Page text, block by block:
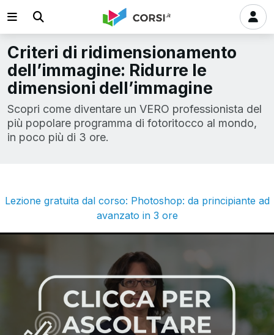
Criteri di ridimensionamento
dell’immagine: Ridurre le
dimensioni dell’immagine
Scopri come diventare un VERO professionista del
più popolare programma di fotoritocco al mondo,
in poco più di 3 ore.
Lezione gratuita dal corso: Photoshop: da principiante ad
avanzato in 3 ore